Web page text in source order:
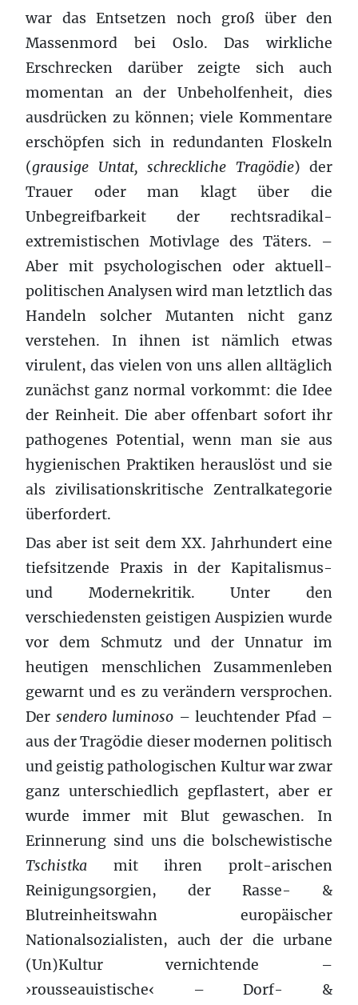
war das Entsetzen noch groß über den
Massenmord bei Oslo. Das wirkliche
Erschrecken darüber zeigte sich auch
momentan an der Unbeholfenheit, dies
ausdrücken zu können; viele Kommentare
erschöpfen sich in redundanten Floskeln
(grausige Untat, schreckliche Tragödie) der
Trauer oder man klagt über die
Unbegreifbarkeit der rechtsradikal-
extremistischen Motivlage des Täters. –
Aber mit psychologischen oder aktuell-
politischen Analysen wird man letztlich das
Handeln solcher Mutanten nicht ganz
verstehen. In ihnen ist nämlich etwas
virulent, das vielen von uns allen alltäglich
zunächst ganz normal vorkommt: die Idee
der Reinheit. Die aber offenbart sofort ihr
pathogenes Potential, wenn man sie aus
hygienischen Praktiken herauslöst und sie
als zivilisationskritische Zentralkategorie
überfordert.
Das aber ist seit dem XX. Jahrhundert eine
tiefsitzende Praxis in der Kapitalismus-
und Modernekritik. Unter den
verschiedensten geistigen Auspizien wurde
vor dem Schmutz und der Unnatur im
heutigen menschlichen Zusammenleben
gewarnt und es zu verändern versprochen.
Der sendero luminoso – leuchtender Pfad –
aus der Tragödie dieser modernen politisch
und geistig pathologischen Kultur war zwar
ganz unterschiedlich gepflastert, aber er
wurde immer mit Blut gewaschen. In
Erinnerung sind uns die bolschewistische
Tschistka mit ihren prolt-arischen
Reinigungsorgien, der Rasse- &
Blutreinheitswahn europäischer
Nationalsozialisten, auch der die urbane
(Un)Kultur vernichtende –
›rousseauistische‹ – Dorf- &